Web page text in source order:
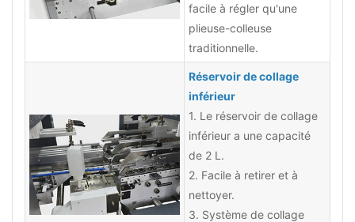
facile à régler qu'une
plieuse-colleuse
traditionnelle.
Réservoir de collage
inférieur
1. Le réservoir de collage
inférieur a une capacité
de 2 L.
2. Facile à retirer et à
nettoyer.
3. Système de collage